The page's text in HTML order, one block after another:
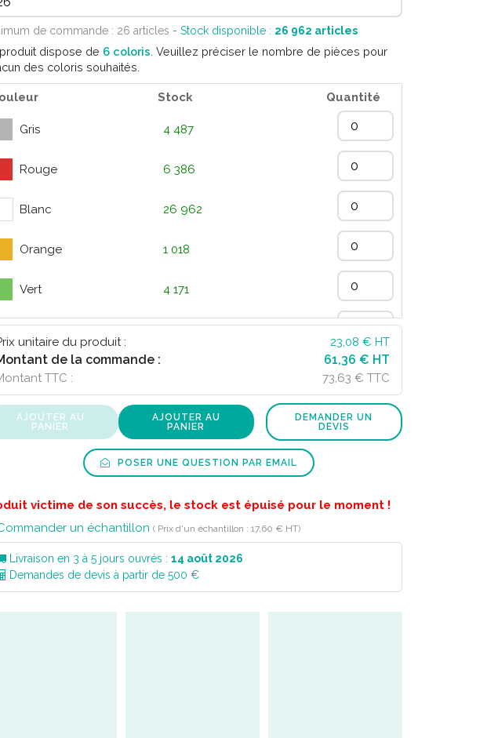
de commande : 26 articles - Stock disponible : 26 962 articles
dispose de 6 coloris . Veuillez préciser le nombre de pièces pour
des coloris souhaités.
Stock Quantité
Gris 4 487
Rouge 6 386
Blanc 26 962
Orange 1 018
Vert 4 171
Bleu
13 151
unitaire du produit :
23,08 € HT
de la commande : 61,36 € HT
TTC : 73,63 € TTC
AJOUTER AU
PANIER
AJOUTER AU
PANIER
DEMANDER UN
DEVIS
POSER UNE QUESTION PAR EMAIL
victime de son succès, le stock est épuisé pour le moment !
un échantillon ( Prix d'un échantillon : 17,60 € HT)
Livraison en 3 à 5 jours ouvrés : 14 août 2026
Demandes de devis à partir de 500 €